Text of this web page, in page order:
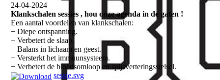
24-04-2024
Klankschalen sessies , hou onze agenda in de gaten !
Een aantal voordelen van klankschalen:
+ Diepe ontspanning.
+ Verbetert de slaap.
+ Balans in lichaam en geest.
+ Versterkt het immuunsysteem.
+ Verbetert de bloedsomloop en spijsverteringsstelsel.
sessie.svg